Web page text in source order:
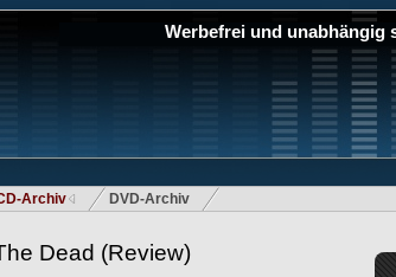
Werbefrei und unabhängig
Archiv DVD-Archiv
Dead (Review)